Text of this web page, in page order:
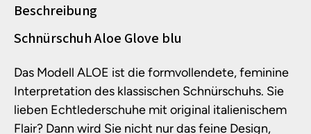
Beschreibung
Produktinformationen
Schnürschuh Aloe Glove blu
Das Modell ALOE ist die formvollendete, feminine
Interpretation des klassischen Schnürschuhs. Sie
lieben Echtlederschuhe mit original italienischem
Flair? Dann wird Sie nicht nur das feine Design,